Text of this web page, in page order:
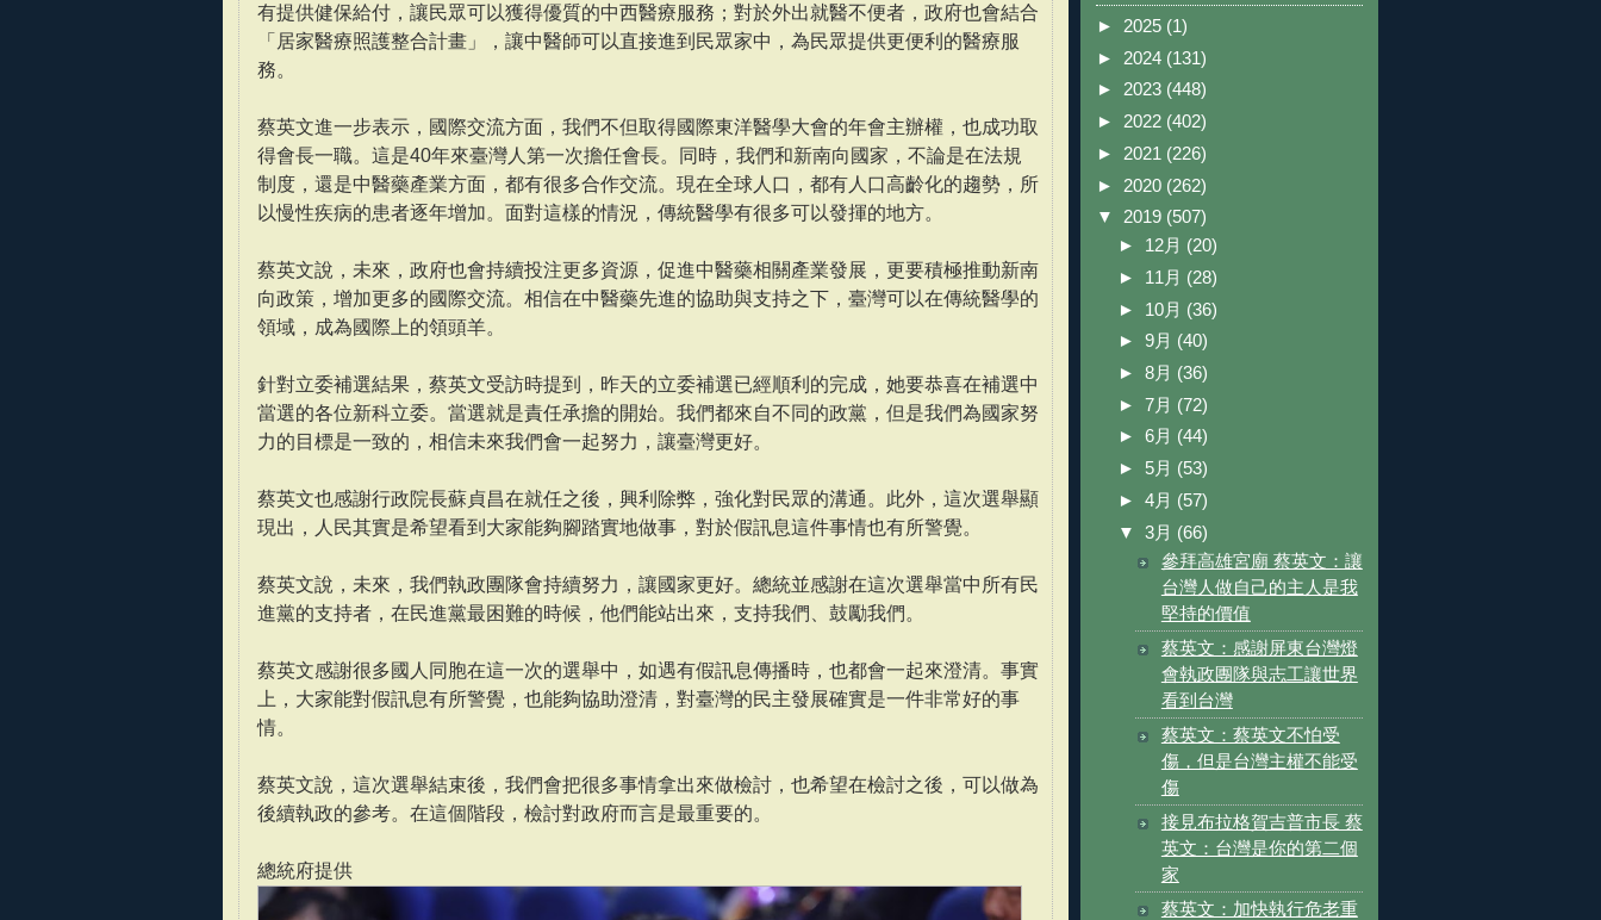
有提供健保給付，讓民眾可以獲得優質的中西醫療服務；對於外出就醫不便者，政府也會結合
「居家醫療照護整合計畫」，讓中醫師可以直接進到民眾家中，為民眾提供更便利的醫療服
務。
蔡英文進一步表示，國際交流方面，我們不但取得國際東洋醫學大會的年會主辦權，也成功取
得會長一職。這是40年來臺灣人第一次擔任會長。同時，我們和新南向國家，不論是在法規
制度，還是中醫藥產業方面，都有很多合作交流。現在全球人口，都有人口高齡化的趨勢，所
以慢性疾病的患者逐年增加。面對這樣的情況，傳統醫學有很多可以發揮的地方。
蔡英文說，未來，政府也會持續投注更多資源，促進中醫藥相關產業發展，更要積極推動新南
向政策，增加更多的國際交流。相信在中醫藥先進的協助與支持之下，臺灣可以在傳統醫學的
領域，成為國際上的領頭羊。
針對立委補選結果，蔡英文受訪時提到，昨天的立委補選已經順利的完成，她要恭喜在補選中
當選的各位新科立委。當選就是責任承擔的開始。我們都來自不同的政黨，但是我們為國家努
力的目標是一致的，相信未來我們會一起努力，讓臺灣更好。
蔡英文也感謝行政院長蘇貞昌在就任之後，興利除弊，強化對民眾的溝通。此外，這次選舉顯
現出，人民其實是希望看到大家能夠腳踏實地做事，對於假訊息這件事情也有所警覺。
蔡英文說，未來，我們執政團隊會持續努力，讓國家更好。總統並感謝在這次選舉當中所有民
進黨的支持者，在民進黨最困難的時候，他們能站出來，支持我們、鼓勵我們。
蔡英文感謝很多國人同胞在這一次的選舉中，如遇有假訊息傳播時，也都會一起來澄清。事實
上，大家能對假訊息有所警覺，也能夠協助澄清，對臺灣的民主發展確實是一件非常好的事
情。
蔡英文說，這次選舉結束後，我們會把很多事情拿出來做檢討，也希望在檢討之後，可以做為
後續執政的參考。在這個階段，檢討對政府而言是最重要的。
總統府提供
► 2025 (1)
► 2024 (131)
► 2023 (448)
► 2022 (402)
► 2021 (226)
► 2020 (262)
▼ 2019 (507)
► 12月 (20)
► 11月 (28)
► 10月 (36)
► 9月 (40)
► 8月 (36)
► 7月 (72)
► 6月 (44)
► 5月 (53)
► 4月 (57)
▼ 3月 (66)
參拜高雄宮廟 蔡英文：讓
台灣人做自己的主人是我
堅持的價值
蔡英文：感謝屏東台灣燈
會執政團隊與志工讓世界
看到台灣
蔡英文：蔡英文不怕受
傷，但是台灣主權不能受
傷
接見布拉格賀吉普市長 蔡
英文：台灣是你的第二個
家
蔡英文：加快執行危老重